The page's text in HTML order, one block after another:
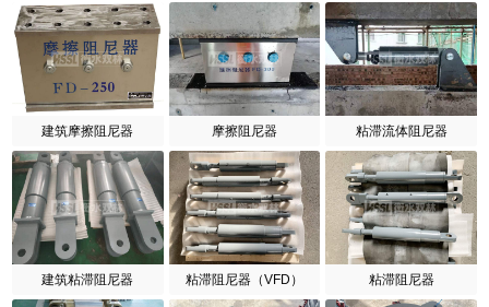
建筑摩擦阻尼器 摩擦阻尼器 粘滞流体阻尼器
建筑粘滞阻尼器 粘滞阻尼器（VFD） 粘滞阻尼器